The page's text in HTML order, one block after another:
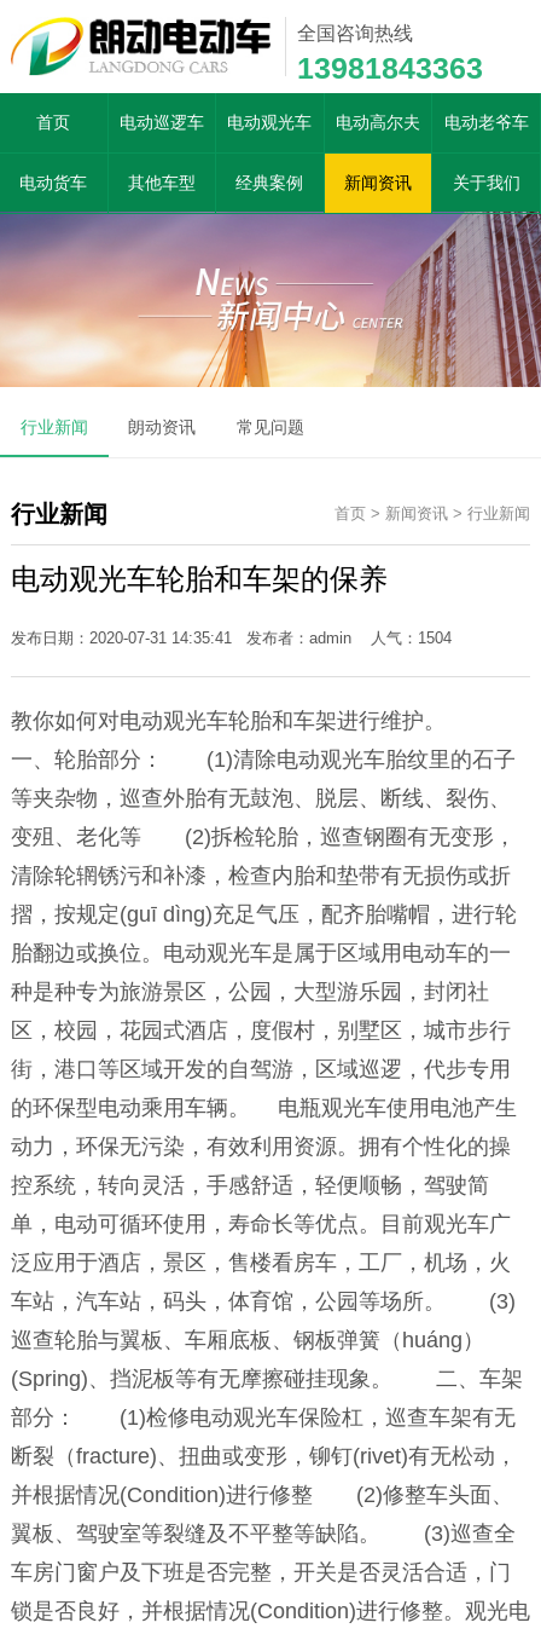
全国咨询热线
13981843363
首页 电动巡逻车 电动观光车 电动高尔夫 电动老爷车
电动货车 其他车型 经典案例 新闻资讯 关于我们
行业新闻 朗动资讯 常见问题
首页 > 新闻资讯 >行业新闻
行业新闻
电动观光车轮胎和车架的保养
发布日期：2020-07-31 14:35:41 发布者：admin 人气： 1504
教你如何对电动观光车轮胎和车架进行维护。
一、轮胎部分： (1)清除电动观光车胎纹里的石子
等夹杂物，巡查外胎有无鼓泡、脱层、断线、裂伤、
变殂、老化等 (2)拆检轮胎，巡查钢圈有无变形，
清除轮辋锈污和补漆，检查内胎和垫带有无损伤或折
摺，按规定(guī dìng)充足气压，配齐胎嘴帽，进行轮
胎翻边或换位。电动观光车是属于区域用电动车的一
种是种专为旅游景区，公园，大型游乐园，封闭社
区，校园，花园式酒店，度假村，别墅区，城市步行
街，港口等区域开发的自驾游，区域巡逻，代步专用
的环保型电动乘用车辆。 电瓶观光车使用电池产生
动力，环保无污染，有效利用资源。拥有个性化的操
控系统，转向灵活，手感舒适，轻便顺畅，驾驶简
单，电动可循环使用，寿命长等优点。目前观光车广
泛应用于酒店，景区，售楼看房车，工厂，机场，火
车站，汽车站，码头，体育馆，公园等场所。 (3)
巡查轮胎与翼板、车厢底板、钢板弹簧（huáng）
(Spring)、挡泥板等有无摩擦碰挂现象。 二、车架
部分： (1)检修电动观光车保险杠，巡查车架有无
断裂（fracture)、扭曲或变形，铆钉(rivet)有无松动，
并根据情况(Condition)进行修整 (2)修整车头面、
翼板、驾驶室等裂缝及不平整等缺陷。 (3)巡查全
车房门窗户及下班是否完整，开关是否灵活合适，门
锁是否良好，并根据情况(Condition)进行修整。观光电